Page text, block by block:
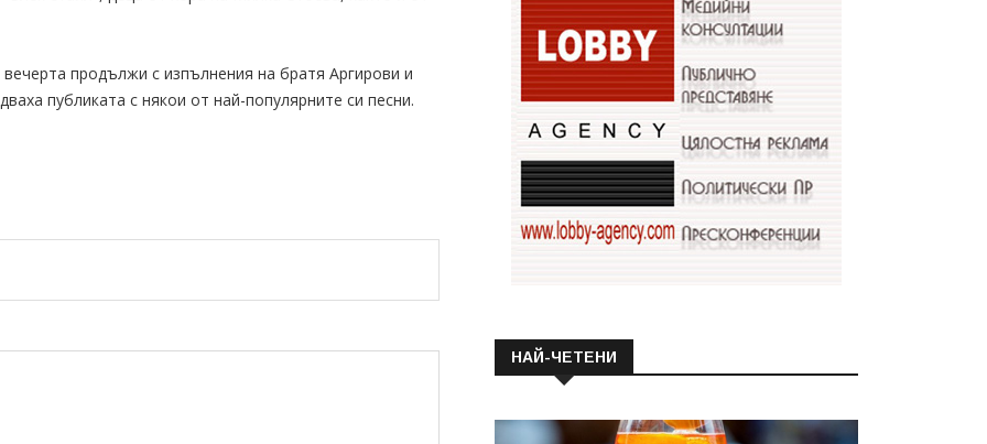
продължи с изпълнения на братя Аргирови и
публиката с някои от най-популярните си песни.
НАЙ-ЧЕТЕНИ